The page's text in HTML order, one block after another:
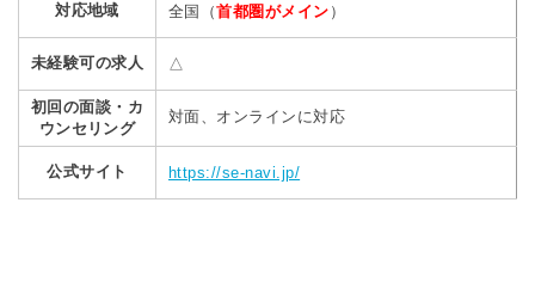
対応地域 全国（首都圏がメイン ）
未経験可の求人 △
初回の面談・カ
ウンセリング
対面、オンラインに対応
公式サイト https://se-navi.jp/